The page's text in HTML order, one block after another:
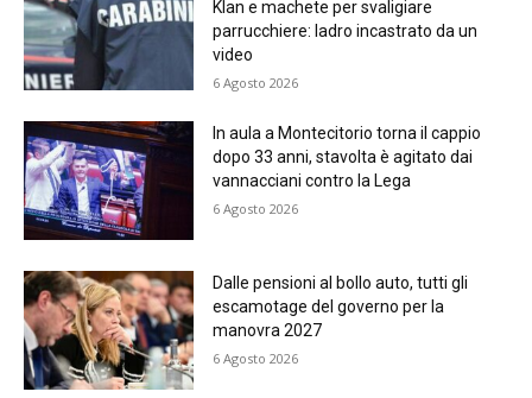
Klan e machete per svaligiare
parrucchiere: ladro incastrato da un
video
6 Agosto 2026
In aula a Montecitorio torna il cappio
dopo 33 anni, stavolta è agitato dai
vannacciani contro la Lega
6 Agosto 2026
Dalle pensioni al bollo auto, tutti gli
escamotage del governo per la
manovra 2027
6 Agosto 2026